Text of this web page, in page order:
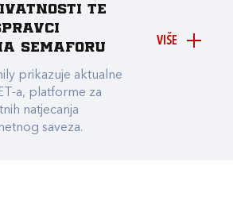
VIŠE
te
Semaforu
prikazuje aktualne
a, platforme za
natjecanja
saveza.